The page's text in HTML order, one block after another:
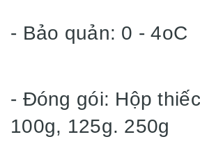
- Bảo quản: 0 - 4oC
- Đóng gói: Hộp
100g, 125g. 250g